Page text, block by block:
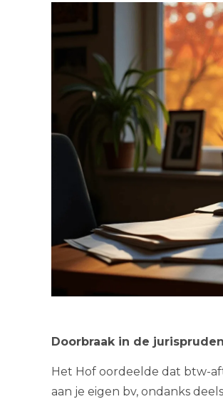
Doorbraak in de
Het Hof oordeelde dat btw-
aan je eigen bv, ondanks